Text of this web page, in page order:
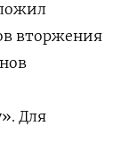
вторжения
Для